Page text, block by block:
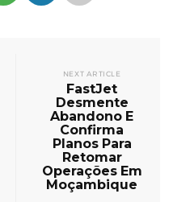
NEXT ARTICLE
FastJet
Desmente
Abandono E
Confirma
Planos Para
Retomar
Operações Em
Moçambique